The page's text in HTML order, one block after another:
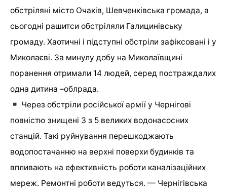
обстріляні місто Очаків, Шевченківська громада, а
сьогодні рашитси обстріляли Галицинівську
громаду. Хаотичні і підступні обстріли зафіксовані і у
Миколаєві. За минулу добу на Миколаївщині
поранення отримали 14 людей, серед постраждалих
одна дитина –облрада.
Через обстріли російської армії у Чернігові
повністю знищені 3 з 5 великих водонасосних
станцій. Такі руйнування перешкоджають
водопостачанню на верхні поверхи будинків та
впливають на ефективність роботи каналізаційних
мереж. Ремонтні роботи ведуться. — Чернігівська